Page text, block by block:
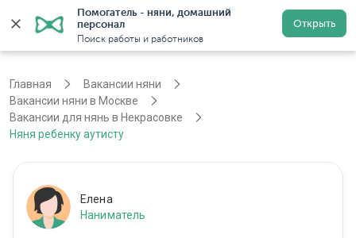
Помогатель - няни, домашний
персонал
Поиск работы и работников
Открыть
Регистрация
Главная
Вакансии няни
Вакансии няни в Москве
Вакансии для нянь в Некрасовке
Няня ребенку аутисту
Елена
Наниматель